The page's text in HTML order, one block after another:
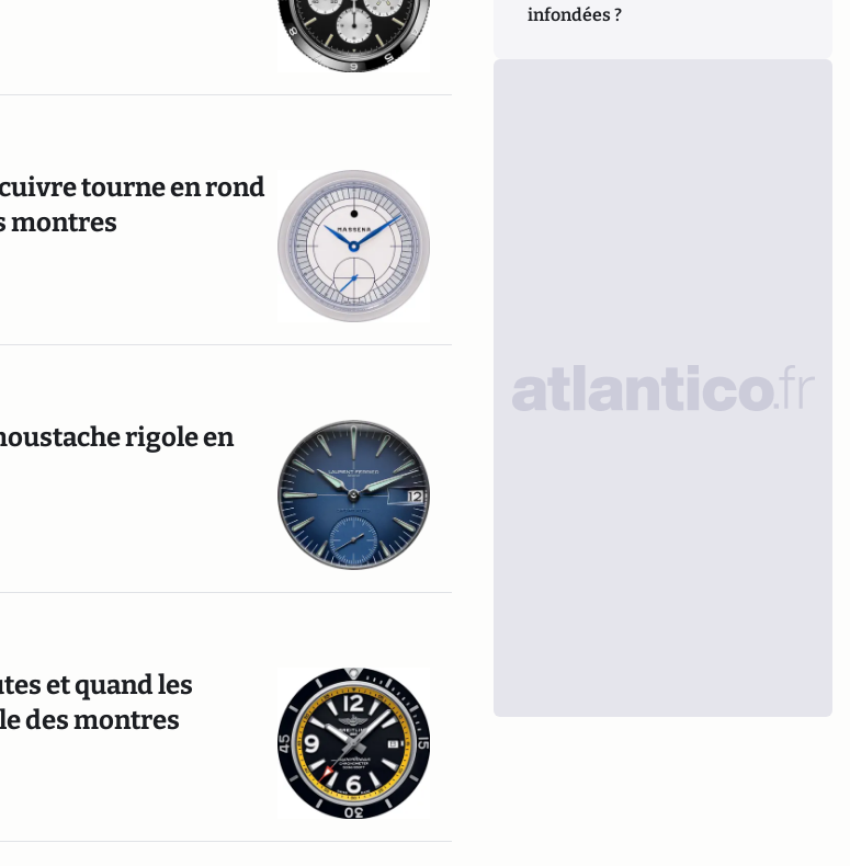
tourne en rond
montres
rigole en
et quand les
des montres
infondées ?